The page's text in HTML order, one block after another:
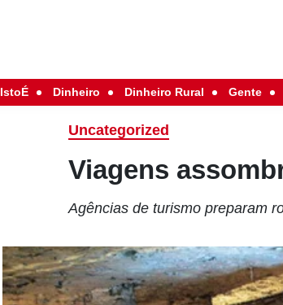
IstoÉ Dinheiro Dinheiro Rural Gente
Uncategorized
Viagens
Agências de turismo preparam